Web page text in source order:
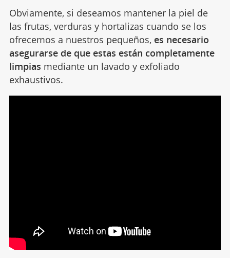
Obviamente, si deseamos mantener la piel de
las frutas, verduras y hortalizas cuando se los
ofrecemos a nuestros pequeños, es necesario
asegurarse de que estas están completamente
limpias mediante un lavado y exfoliado
exhaustivos.